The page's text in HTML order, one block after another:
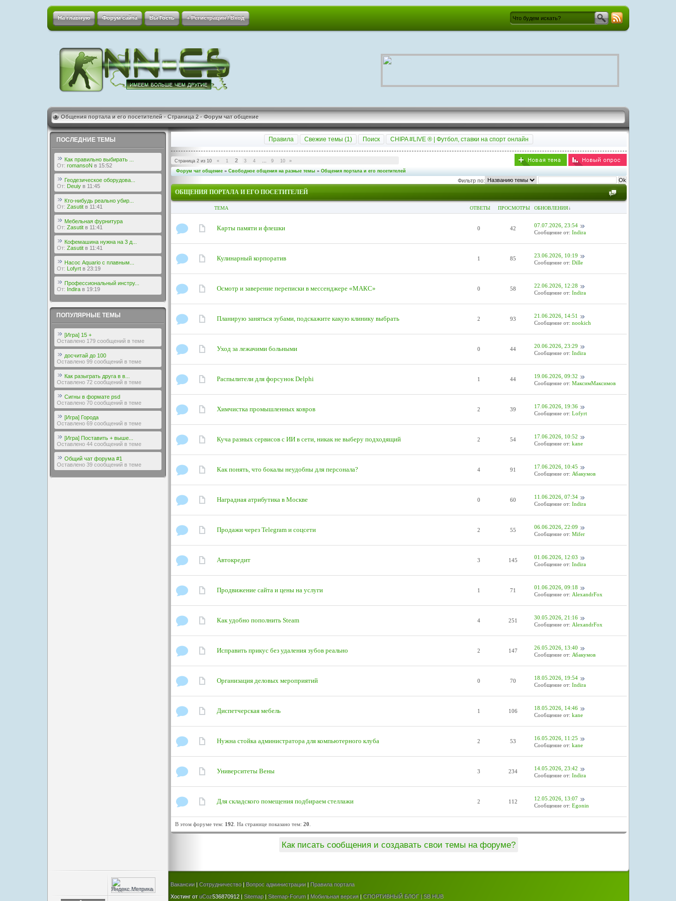
На главную Форум сайта Вы Гость + Регистрация / Вход
Общения портала и его посетителей - Страница 2 - Форум чат общение
ПОСЛЕДНИЕ ТЕМЫ
Как правильно выбирать ...
От: romansoN в 15:52
Геодезическое оборудова...
От: Deuiy в 11:45
Кто-нибудь реально убир...
От: Zasutit в 11:41
Мебельная фурнитура
От: Zasutit в 11:41
Кофемашина нужна на 3 д...
От: Zasutit в 11:41
Насос Aquario с плавным...
От: Lofyrt в 23:19
Профессиональный инстру...
От: Indira в 19:19
ПОПУЛЯРНЫЕ ТЕМЫ
[Игра] 15 +
Оставлено 179 сообщений в теме
досчитай до 100
Оставлено 99 сообщений в теме
Как разыграть друга в в...
Оставлено 72 сообщений в теме
Сигны в формате psd
Оставлено 70 сообщений в теме
[Игра] Города
Оставлено 69 сообщений в теме
[Игра] Поставить + выше...
Оставлено 44 сообщений в теме
Общий чат форума #1
Оставлено 39 сообщений в теме
Правила Свежие темы (1) Поиск CHIPA #LIVE ® | Футбол, ставки на спорт онлайн
Страница 2из 10 « 1 2 3 4 … 9 10
»
Форум чат общение » Свободное общения на разные темы » Общения портала и его посетителей
Фильтр по:
ОБЩЕНИЯ ПОРТАЛА И ЕГО ПОСЕТИТЕЛЕЙ
ТЕМА ОТВЕТЫ ПРОСМОТРЫ ОБНОВЛЕНИЯ↓
Карты памяти и флешки 0 42
07.07.2026, 23:54
Сообщение от: Indira
Кулинарный корпоратив 1 85
23.06.2026, 10:19
Сообщение от: Dille
Осмотр и заверение переписки в мессенджере «МАКС» 0 58
22.06.2026, 12:28
Сообщение от: Indira
Планирую заняться зубами, подскажите какую клинику выбрать 2 93
21.06.2026, 14:51
Сообщение от: nookich
Уход за лежачими больными 0 44
20.06.2026, 23:29
Сообщение от: Indira
Распылители для форсунок Delphi 1 44
19.06.2026, 09:32
Сообщение от: МаксимМаксимов
Химчистка промышленных ковров 2 39
17.06.2026, 19:36
Сообщение от: Lofyrt
Куча разных сервисов с ИИ в сети, никак не выберу подходящий 2 54
17.06.2026, 10:52
Сообщение от: kane
Как понять, что бокалы неудобны для персонала? 4 91
17.06.2026, 10:45
Сообщение от: Абакумов
Наградная атрибутика в Москве 0 60
11.06.2026, 07:34
Сообщение от: Indira
Продажи через Telegram и соцсети 2 55
06.06.2026, 22:09
Сообщение от: Mifer
Автокредит 3 145
01.06.2026, 12:03
Сообщение от: Indira
Продвижение сайта и цены на услуги 1 71
01.06.2026, 09:18
Сообщение от: AlexandrFox
Как удобно пополнить Steam 4 251
30.05.2026, 21:16
Сообщение от: AlexandrFox
Исправить прикус без удаления зубов реально 2 147
26.05.2026, 13:40
Сообщение от: Абакумов
Организация деловых мероприятий 0 70
18.05.2026, 19:54
Сообщение от: Indira
Диспетчерская мебель 1 106
18.05.2026, 14:46
Сообщение от: kane
Нужна стойка администратора для компьютерного клуба 2 53
16.05.2026, 11:25
Сообщение от: kane
Университеты Вены 3 234
14.05.2026, 23:42
Сообщение от: Indira
Для складского помещения подбираем стеллажи 2 112
12.05.2026, 13:07
Сообщение от: Egonin
В этом форуме тем: 192 . На странице показано тем: 20
Как писать сообщения и создавать свои темы на форуме?
Вакансии|Сотрудничество| Вопрос администрации|
Правила портала
Хостинг отuCoz536870912 |Sitemap|Sitemap-Forum| Мобильная версия|СПОРТИВНЫЙ БЛОГ | SB HUB